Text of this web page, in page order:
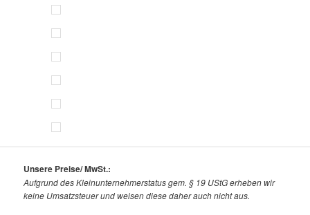
Unsere Preise/ MwSt.:
Aufgrund des Kleinunternehmerstatus gem. § 19 UStG erheben wir
keine Umsatzsteuer und weisen diese daher auch nicht aus.